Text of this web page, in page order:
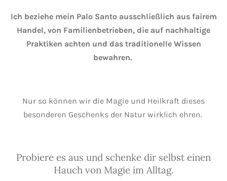
Ich beziehe mein Palo Santo ausschließlich aus fairem
Handel, von Familienbetrieben, die auf nachhaltige
Praktiken achten und das traditionelle Wissen
bewahren.
Nur so können wir die Magie und Heilkraft dieses
besonderen Geschenks der Natur wirklich ehren.
Probiere es aus und schenke dir selbst einen
Hauch von Magie im Alltag.